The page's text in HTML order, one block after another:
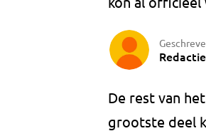
Redactie
De rest van
grootste deel